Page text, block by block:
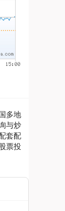
多地
与炒
套配
票投